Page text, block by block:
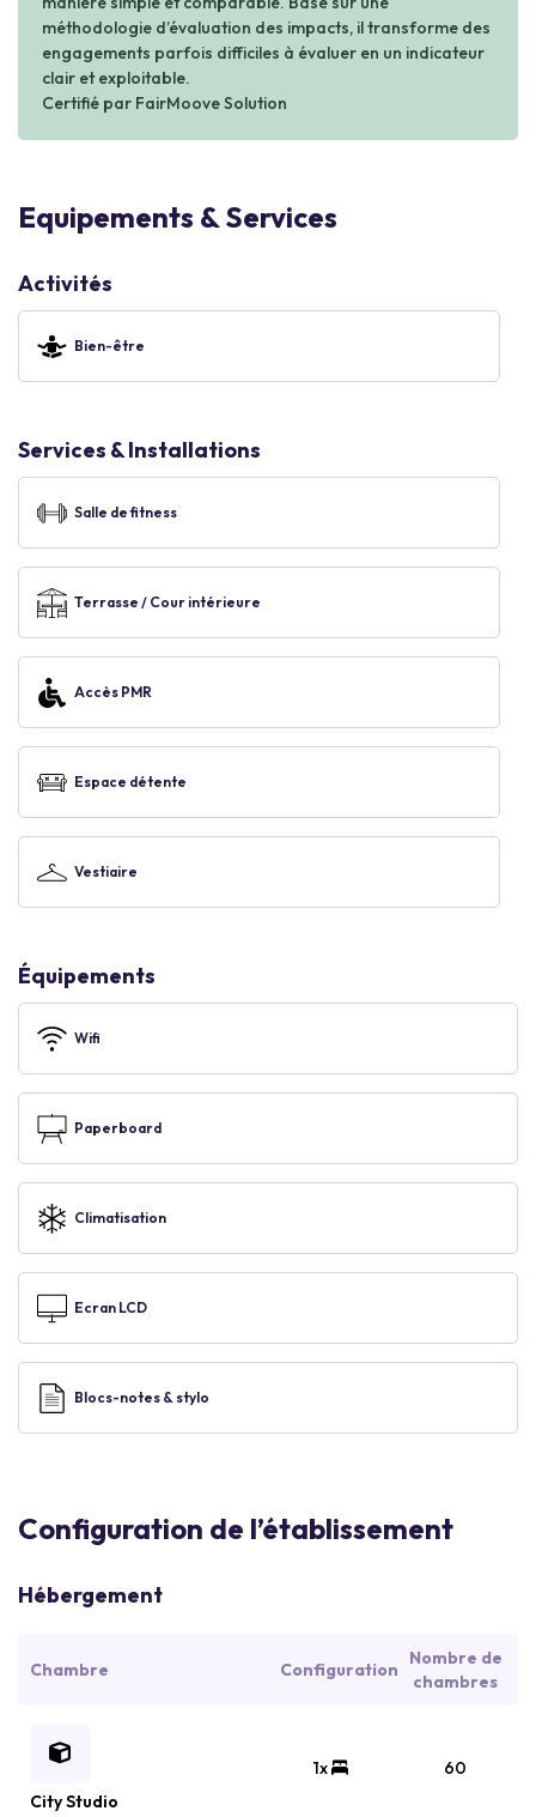
méthodologie d’évaluation des impacts, il transforme des
engagements parfois difficiles à évaluer en un indicateur
clair et exploitable.
Certifié par FairMoove Solution
Equipements & Services
Activités
Bien-être
Services & Installations
Salle de fitness
Terrasse / Cour intérieure
Accès PMR
Espace détente
Vestiaire
Équipements
Wifi
Paperboard
Climatisation
Ecran LCD
Blocs-notes & stylo
Configuration de l’établissement
Hébergement
Chambre Configuration
Nombre de
chambres
City Studio
1x 60